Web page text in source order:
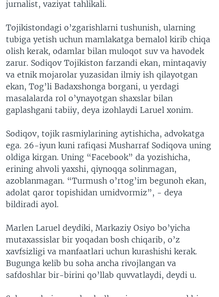
jurnalist, vaziyat tahlikali.
Tojikistondagi o’zgarishlarni tushunish, ularning
tubiga yetish uchun mamlakatga bemalol kirib chiqa
olish kerak, odamlar bilan muloqot suv va havodek
zarur. Sodiqov Tojikiston farzandi ekan, mintaqaviy
va etnik mojarolar yuzasidan ilmiy ish qilayotgan
ekan, Tog’li Badaxshonga borgani, u yerdagi
masalalarda rol o’ynayotgan shaxslar bilan
gaplashgani tabiiy, deya izohlaydi Laruel xonim.
Sodiqov, tojik rasmiylarining aytishicha, advokatga
ega. 26-iyun kuni rafiqasi Musharraf Sodiqova uning
oldiga kirgan. Uning “Facebook” da yozishicha,
erining ahvoli yaxshi, qiynoqqa solinmagan,
azoblanmagan. “Turmush o’rtog’im begunoh ekan,
adolat qaror topishidan umidvormiz”, - deya
bildiradi ayol.
Marlen Laruel deydiki, Markaziy Osiyo bo’yicha
mutaxassislar bir yoqadan bosh chiqarib, o’z
xavfsizligi va manfaatlari uchun kurashishi kerak.
Bugunga kelib bu soha ancha rivojlangan va
safdoshlar bir-birini qo’llab quvvatlaydi, deydi u.